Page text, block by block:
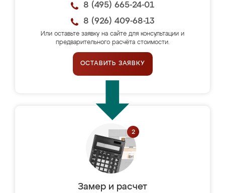
8 (495) 665-24-01
8 (926) 409-68-13
Или оставьте заявку на сайте для консультации и
предварительного расчёта стоимости.
ОСТАВИТЬ ЗАЯВКУ
Замер и расчет